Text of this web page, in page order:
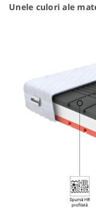
Unele culori ale